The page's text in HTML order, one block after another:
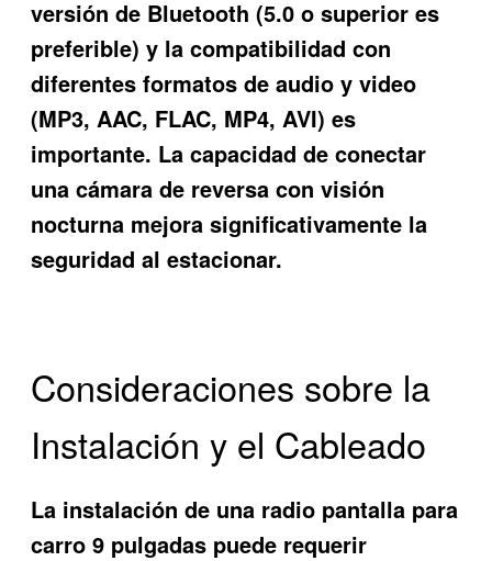
versión de Bluetooth (5.0 o superior es
preferible) y la compatibilidad con
diferentes formatos de audio y video
(MP3, AAC, FLAC, MP4, AVI) es
importante. La capacidad de conectar
una cámara de reversa con visión
nocturna mejora significativamente la
seguridad al estacionar.
Consideraciones sobre la
Instalación y el Cableado
La instalación de una radio pantalla para
carro 9 pulgadas puede requerir